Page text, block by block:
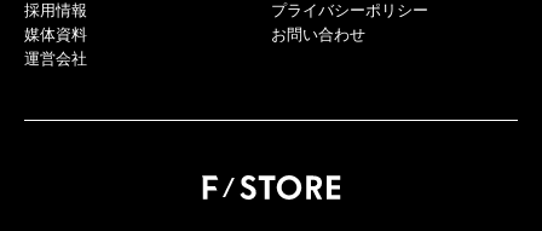
採用情報
媒体資料
運営会社
プライバシーポリシー
お問い合わせ